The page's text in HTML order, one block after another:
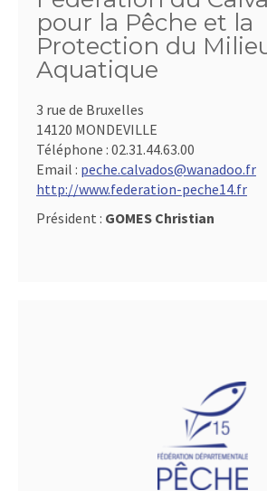
pour la Pêche et la
Protection du
Aquatique
3 rue de Bruxelles
14120 MONDEVILLE
Téléphone : 02.31.44.63.00
Email : peche.calvados@wanadoo.fr
http://www.federation-peche14.fr
Président : GOMES Christian